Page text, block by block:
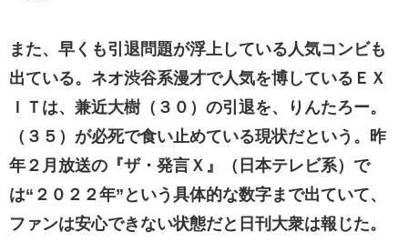
また、早くも引退問題が浮上している人気コンビも
出ている。ネオ渋谷系漫才で人気を博しているＥＸ
ＩＴは、兼近大樹（３０）の引退を、りんたろー。
（３５）が必死で食い止めている現状だという。昨
年２月放送の『ザ・発言Ｘ』（日本テレビ系）で
は“２０２２年”という具体的な数字まで出ていて、
ファンは安心できない状態だと日刊大衆は報じた。